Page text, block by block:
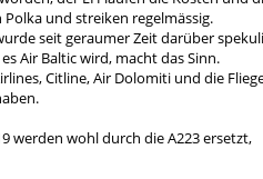
und streiken regelmässig.
seit geraumer Zeit darüber
Air Baltic wird, macht das Sinn.
Citline, Air Dolomiti und die
werden wohl durch die A223 ersetzt,